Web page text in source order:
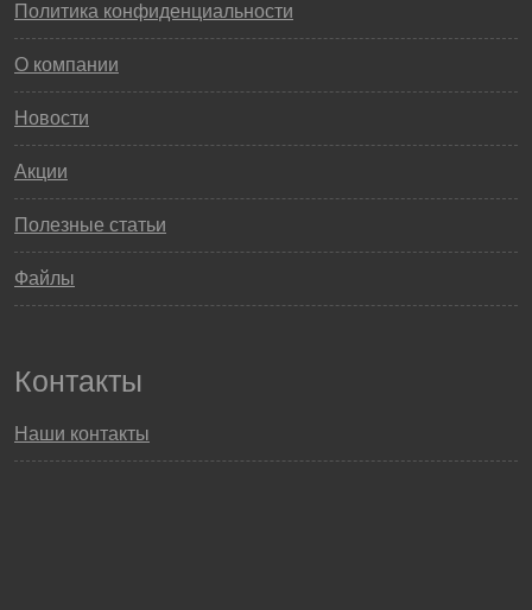
Политика конфиденциальности
О компании
Новости
Акции
Полезные статьи
Файлы
Контакты
Наши контакты